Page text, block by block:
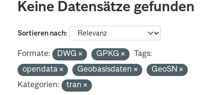
Keine Datensätze gefunden
Sortieren nach
Formate: DWG GPKG
Tags:
opendata
Geobasisdaten
GeoSN
Kategorien:
tran